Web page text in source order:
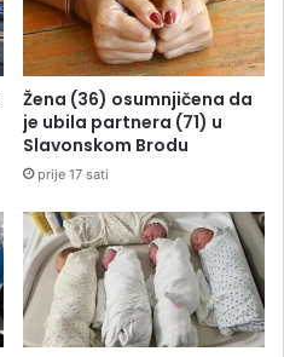
Žena (36) osumnjičena da
je ubila partnera (71) u
Slavonskom Brodu
prije 17 sati